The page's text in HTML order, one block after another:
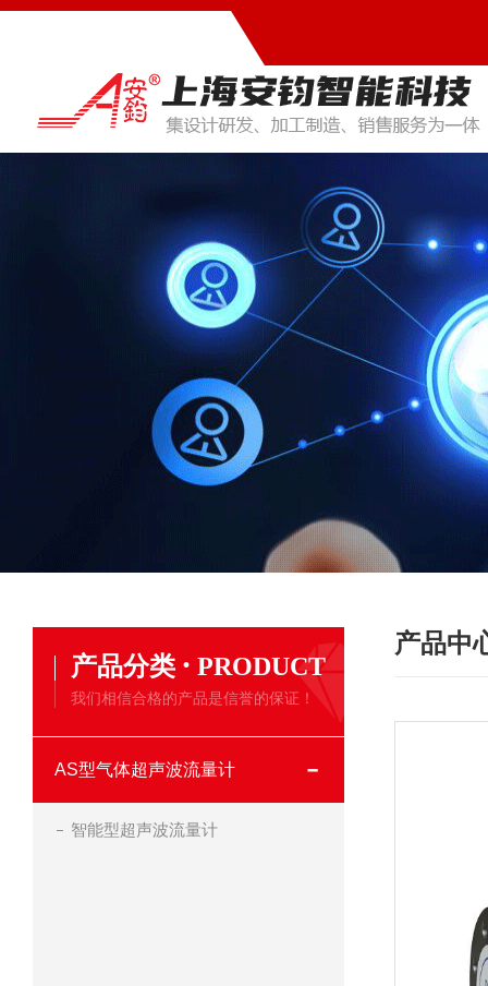
产品分类 · PRODUCT
我们相信合格的产品是信誉的保证！
AS型气体超声波流量计
智能型超声波流量计
产品中